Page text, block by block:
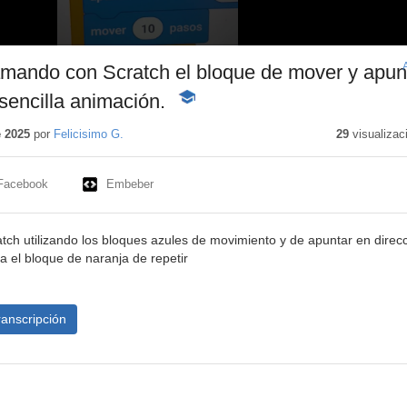
con Scratch el bloque de mover y
animación.
-
por Felicisimo G. 29
Embeber
utilizando los bloques azules de movimiento y de apuntar en
el bloque de naranja de repetir